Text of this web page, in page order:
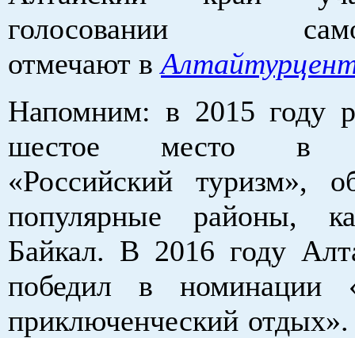
голосовании
отмечают в
Напомним: в 2015 году
шестое место в
«Российский туризм»,
популярные районы,
Байкал. В 2016 году
победил в номинации
приключенческий